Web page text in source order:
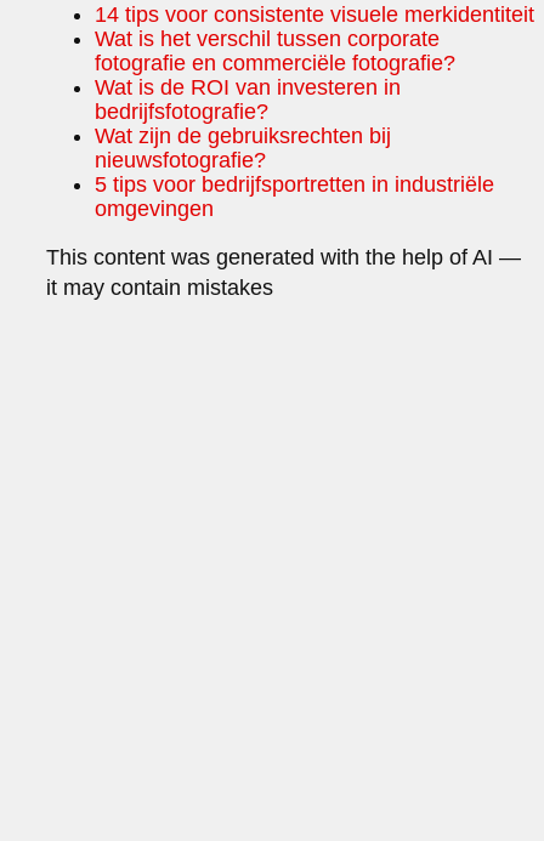
14 tips voor consistente visuele merkidentiteit
Wat is het verschil tussen corporate
fotografie en commerciële fotografie?
Wat is de ROI van investeren in
bedrijfsfotografie?
Wat zijn de gebruiksrechten bij
nieuwsfotografie?
5 tips voor bedrijfsportretten in industriële
omgevingen
This content was generated with the help of AI —
it may contain mistakes